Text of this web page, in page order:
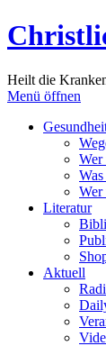
Heilt die
Menü öffnen
Wer
Literatur
Aktuell